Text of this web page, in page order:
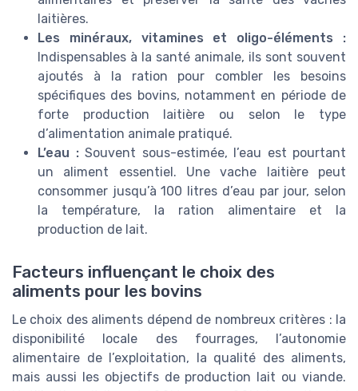
laitières.
Les minéraux, vitamines et oligo-éléments :
Indispensables à la santé animale, ils sont souvent
ajoutés à la ration pour combler les besoins
spécifiques des bovins, notamment en période de
forte production laitière ou selon le type
d’alimentation animale pratiqué.
L’eau :Souvent sous-estimée, l’eau est pourtant
un aliment essentiel. Une vache laitière peut
consommer jusqu’à 100 litres d’eau par jour, selon
la température, la ration alimentaire et la
production de lait.
Facteurs influençant le choix des
aliments pour les bovins
Le choix des aliments dépend de nombreux critères : la
disponibilité locale des fourrages, l’autonomie
alimentaire de l’exploitation, la qualité des aliments,
mais aussi les objectifs de production lait ou viande.